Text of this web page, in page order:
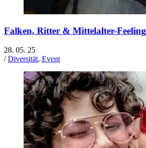
Falken, Ritter & Mittelalter-Feeling
28. 05. 25
/Diversität, Event